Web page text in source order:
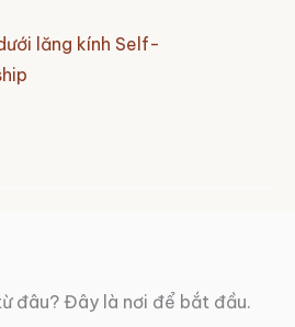
lăng kính Self-
đâu? Đây là nơi để bắt đầu.